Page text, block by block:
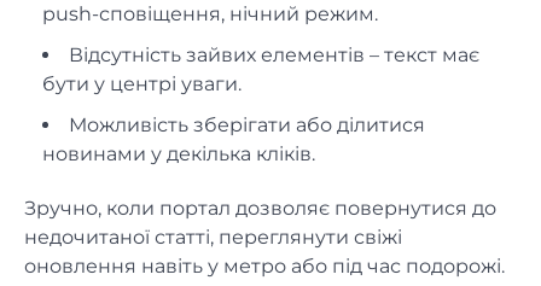
push-сповіщення, нічний режим.
Відсутність зайвих елементів – текст має
бути у центрі уваги.
Можливість зберігати або ділитися
новинами у декілька кліків.
Зручно, коли портал дозволяє повернутися до
недочитаної статті, переглянути свіжі
оновлення навіть у метро або під час подорожі.